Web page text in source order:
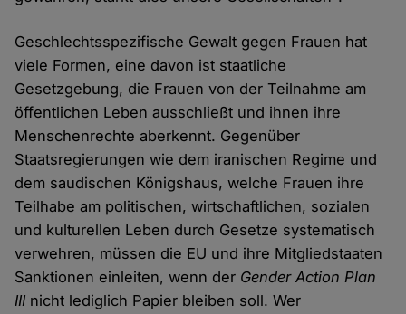
Geschlechtsspezifische Gewalt gegen Frauen hat
viele Formen, eine davon ist staatliche
Gesetzgebung, die Frauen von der Teilnahme am
öffentlichen Leben ausschließt und ihnen ihre
Menschenrechte aberkennt. Gegenüber
Staatsregierungen wie dem iranischen Regime und
dem saudischen Königshaus, welche Frauen ihre
Teilhabe am politischen, wirtschaftlichen, sozialen
und kulturellen Leben durch Gesetze systematisch
verwehren, müssen die EU und ihre Mitgliedstaaten
Sanktionen einleiten, wenn der Gender Action Plan
III nicht lediglich Papier bleiben soll. Wer